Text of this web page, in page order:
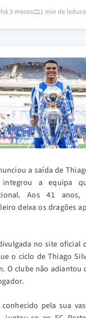
há 3 meses 1 min de leitura
a saída de
a equipa
Aos 41 anos,
deixa os dragões
no site oficial
o ciclo de Thiago
O clube não adiantou
pela sua